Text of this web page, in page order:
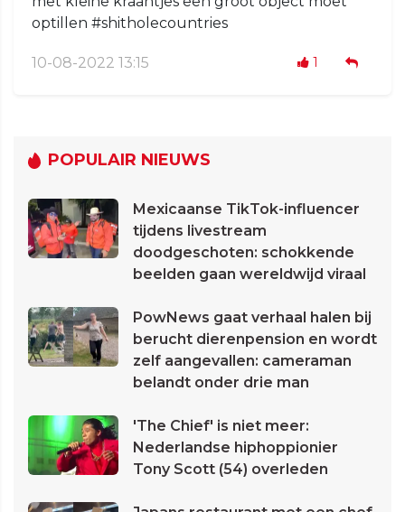
optillen #shitholecountries
10-08-2022 13:15 1
POPULAIR NIEUWS
Mexicaanse TikTok-influencer
tijdens livestream
doodgeschoten: schokkende
beelden gaan wereldwijd viraal
PowNews gaat verhaal halen bij
berucht dierenpension en wordt
zelf aangevallen: cameraman
belandt onder drie man
'The Chief' is niet meer:
Nederlandse hiphoppionier
Tony Scott (54) overleden